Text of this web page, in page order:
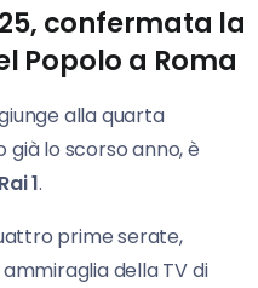
confermata la
Popolo a Roma
alla quarta
già lo scorso anno, è
Rai 1.
prime serate,
della TV di